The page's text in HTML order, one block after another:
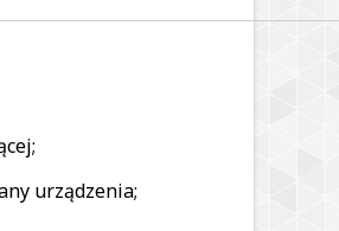
urządzenia;